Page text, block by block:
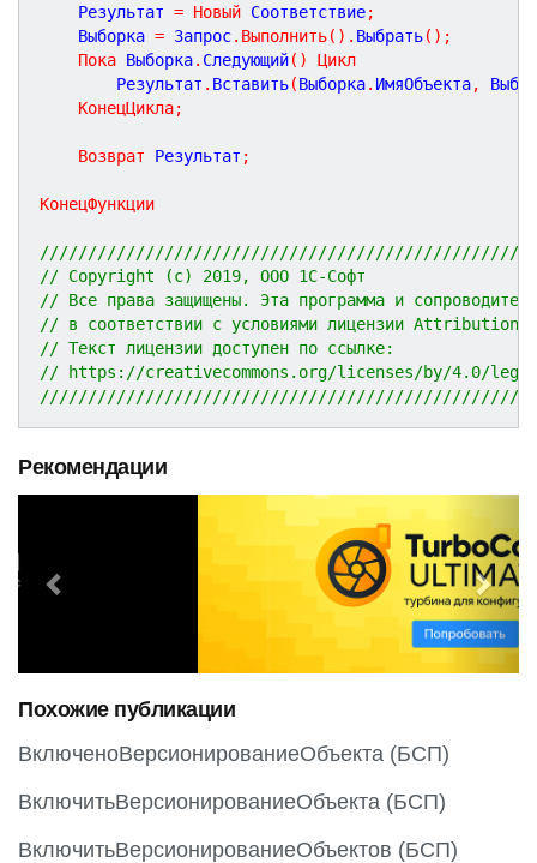
	Результат
= Новый Соответствие;
	Выборка
= Запрос. Выполнить( ) . Выбрать( ) ;
Пока Выборка. Следующий( )
Цикл
		Результат
. Вставить(Выборка. ИмяОбъекта,
КонецЦикла;
Возврат Результат ;
КонецФункции
// Copyright (c) 2019, ООО 1С-Софт
// Все права защищены. Эта программа и
// в соответствии с условиями лицензии
// Текст лицензии доступен по ссылке:
// https://creativecommons.org/licenses/by/4.0/
Рекомендации
e
o
u
s
e
x
t
Похожие публикации
ВключеноВерсионированиеОбъекта (БСП)
ВключитьВерсионированиеОбъекта (БСП)
ВключитьВерсионированиеОбъектов (БСП)